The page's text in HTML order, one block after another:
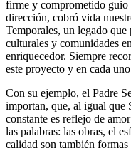
firme y comprometido
dirección, cobró vida
Temporales, un legado que
culturales y comunidades
enriquecedor. Siempre
este proyecto y en cada
Con su ejemplo, el Padre
importan, que, al igual que
constante es reflejo de
las palabras: las obras, el
calidad son también formas